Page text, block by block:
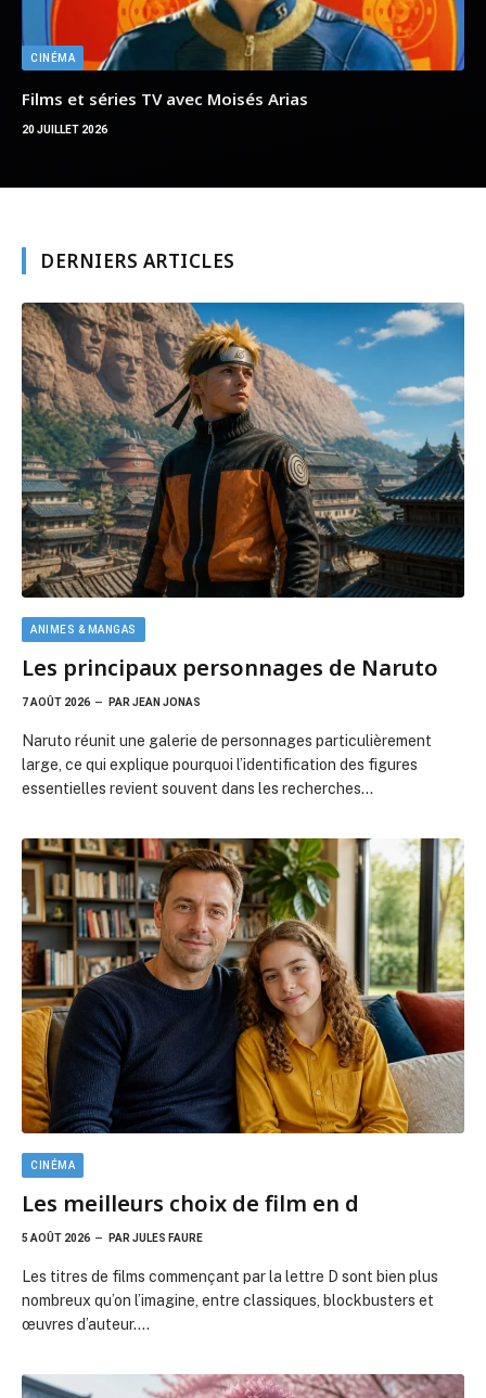
ANIMES & MANGAS
Les principaux personnages de Naruto
7 AOÛT 2026 PAR JEAN JONAS
Naruto réunit une galerie de personnages particulièrement
large, ce qui explique pourquoi l’identification des figures
essentielles revient souvent dans les recherches…
CINÉMA
Les meilleurs choix de film en d
5 AOÛT 2026 PARJULES FAURE
Les titres de films commençant par la lettre D sont bien plus
nombreux qu’on l’imagine, entre classiques, blockbusters et
œuvres d’auteur.…